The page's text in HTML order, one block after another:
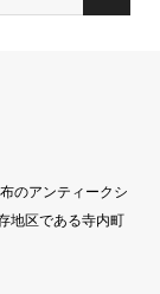
のアンティークシ
地区である寺内町